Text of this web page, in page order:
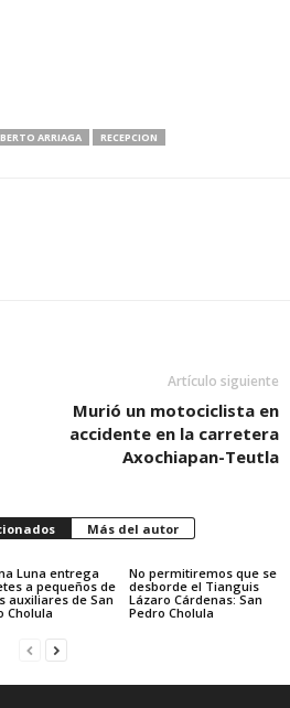
ARRIAGA
RECEPCION
Artículo siguiente
Murió un motociclista en
accidente en la carretera
Axochiapan-Teutla
Más del autor
Luna entrega
a pequeños de
auxiliares de San
Cholula
No permitiremos que se
desborde el Tianguis
Lázaro Cárdenas: San
Pedro Cholula